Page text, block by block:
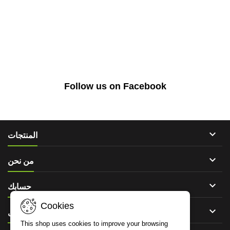
Follow us on Facebook
المنتجات 
من نحن 
حسابك 
اتصل 
Cookies
This shop uses cookies to improve your browsing